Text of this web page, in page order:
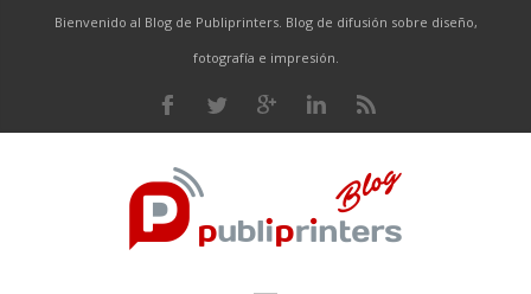
Bienvenido al Blog de Publiprinters. Blog de difusión sobre diseño,
fotografía e impresión.